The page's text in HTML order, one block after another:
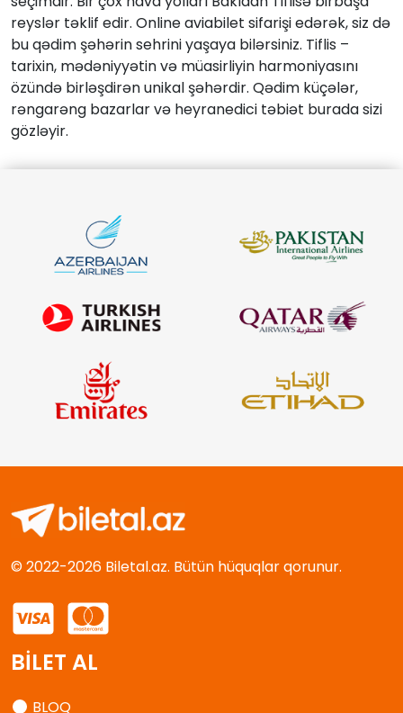
reyslər təklif edir. Online aviabilet sifarişi edərək, siz də
bu qədim şəhərin sehrini yaşaya bilərsiniz. Tiflis –
tarixin, mədəniyyətin və müasirliyin harmoniyasını
özündə birləşdirən unikal şəhərdir. Qədim küçələr,
rəngarəng bazarlar və heyranedici təbiət burada sizi
gözləyir.
© 2022-2026 Biletal.az. Bütün hüquqlar qorunur.
BİLET AL
BLOQ